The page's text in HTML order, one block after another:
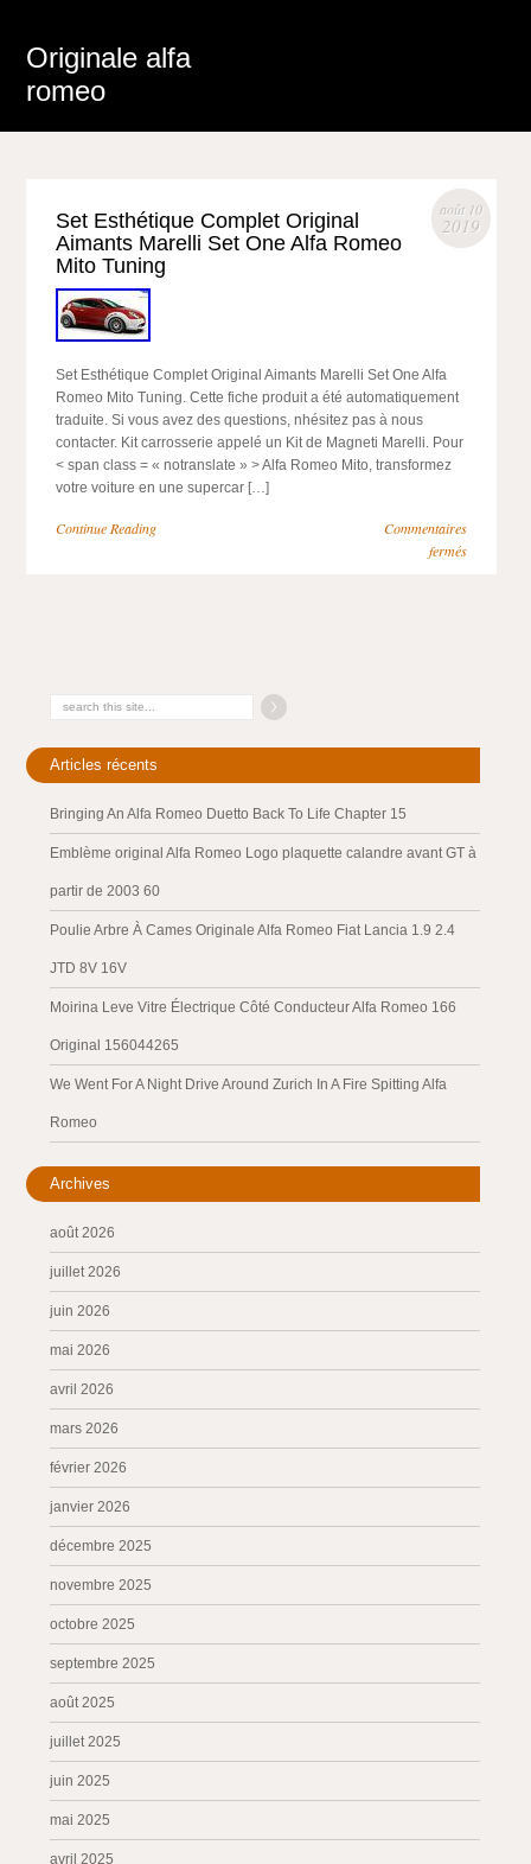
Originale alfa
romeo
août 10
2019
Set Esthétique Complet Original
Aimants Marelli Set One Alfa Romeo
Mito Tuning
Set Esthétique Complet Original Aimants Marelli Set One Alfa
Romeo Mito Tuning. Cette fiche produit a été automatiquement
traduite. Si vous avez des questions, nhésitez pas à nous
contacter. Kit carrosserie appelé un Kit de Magneti Marelli. Pour
< span class = « notranslate » > Alfa Romeo Mito, transformez
votre voiture en une supercar […]
Continue Reading
Commentaires
fermés
Articles récents
Bringing An Alfa Romeo Duetto Back To Life Chapter 15
Emblème original Alfa Romeo Logo plaquette calandre avant GT à
partir de 2003 60
Poulie Arbre À Cames Originale Alfa Romeo Fiat Lancia 1.9 2.4
JTD 8V 16V
Moirina Leve Vitre Électrique Côté Conducteur Alfa Romeo 166
Original 156044265
We Went For A Night Drive Around Zurich In A Fire Spitting Alfa
Romeo
Archives
août 2026
juillet 2026
juin 2026
mai 2026
avril 2026
mars 2026
février 2026
janvier 2026
décembre 2025
novembre 2025
octobre 2025
septembre 2025
août 2025
juillet 2025
juin 2025
mai 2025
avril 2025